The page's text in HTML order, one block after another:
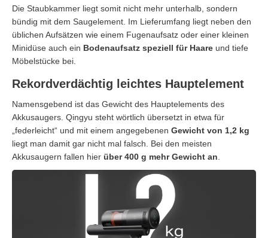
Die Staubkammer liegt somit nicht mehr unterhalb, sondern
bündig mit dem Saugelement. Im Lieferumfang liegt neben den
üblichen Aufsätzen wie einem Fugenaufsatz oder einer kleinen
Minidüse auch ein Bodenaufsatz speziell für Haare und tiefe
Möbelstücke bei.
Rekordverdächtig leichtes Hauptelement
Namensgebend ist das Gewicht des Hauptelements des
Akkusaugers. Qingyu steht wörtlich übersetzt in etwa für
„federleicht“ und mit einem angegebenen Gewicht von 1,2 kg
liegt man damit gar nicht mal falsch. Bei den meisten
Akkusaugern fallen hier über 400 g mehr Gewicht an